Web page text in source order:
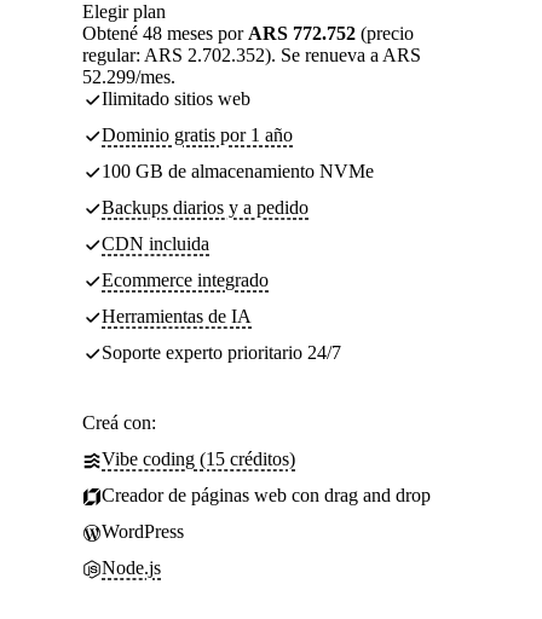
Elegir plan
Obtené 48 meses por ARS 772.752 (precio
regular: ARS 2.702.352). Se renueva a ARS
52.299/mes.
Ilimitado sitios web
Dominio gratis por 1 año
100 GB de almacenamiento NVMe
Backups diarios y a pedido
CDN incluida
Ecommerce integrado
Herramientas de IA
Soporte experto prioritario 24/7
Creá con:
Vibe coding (15 créditos)
Creador de páginas web con drag and drop
WordPress
Node.js